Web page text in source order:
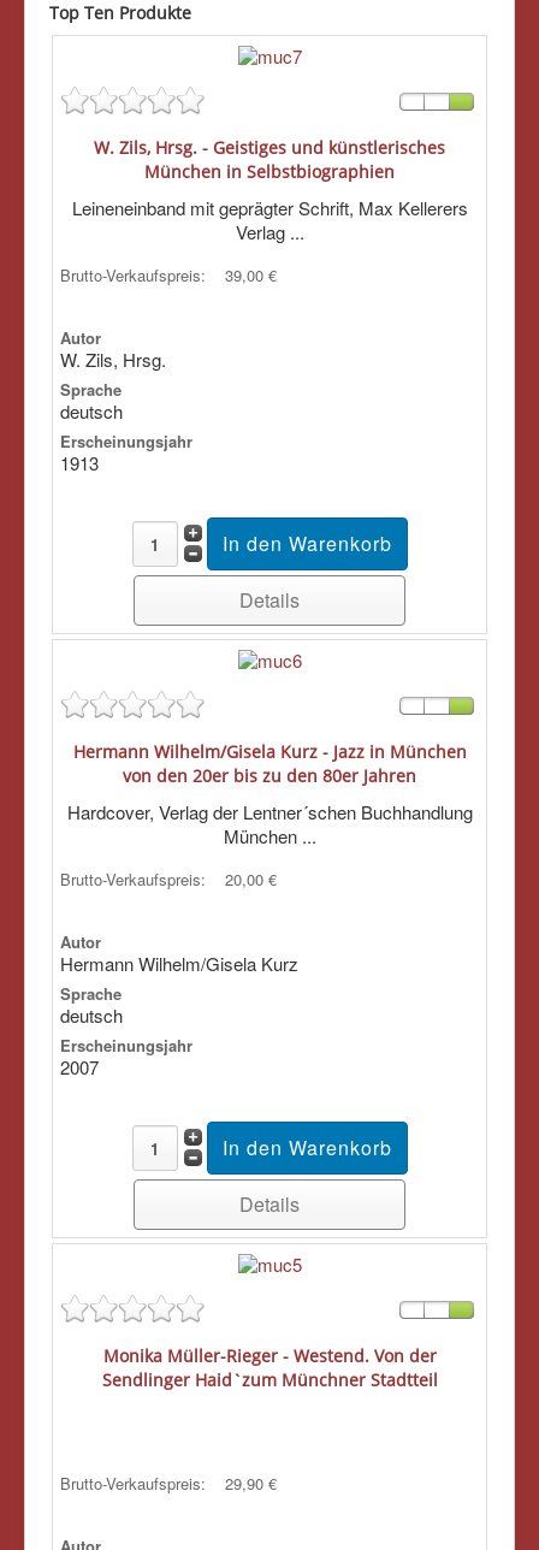
Top Ten Produkte
W. Zils, Hrsg. - Geistiges und künstlerisches
München in Selbstbiographien
Leineneinband mit geprägter Schrift, Max Kellerers
Verlag ...
Brutto-Verkaufspreis: 39,00 €
Autor
W. Zils, Hrsg.
Sprache
deutsch
Erscheinungsjahr
1913
Details
Hermann Wilhelm/Gisela Kurz - Jazz in München
von den 20er bis zu den 80er Jahren
Hardcover, Verlag der Lentner´schen Buchhandlung
München ...
Brutto-Verkaufspreis: 20,00 €
Autor
Hermann Wilhelm/Gisela Kurz
Sprache
deutsch
Erscheinungsjahr
2007
Details
Monika Müller-Rieger - Westend. Von der
Sendlinger Haid`zum Münchner Stadtteil
Brutto-Verkaufspreis: 29,90 €